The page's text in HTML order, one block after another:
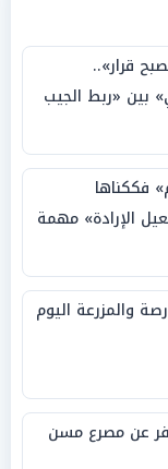
قرار»..
بين «ربط الجيب
فككناها
الإرادة» مهمة
والمزرعة اليوم
عن مصرع مسن